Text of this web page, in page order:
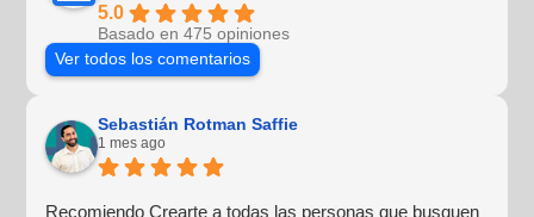
5.0
Basado en 475 opiniones
Ver todos los comentarios
Sebastián Rotman Saffie
1 mes ago
Recomiendo Crearte a todas las personas que busquen